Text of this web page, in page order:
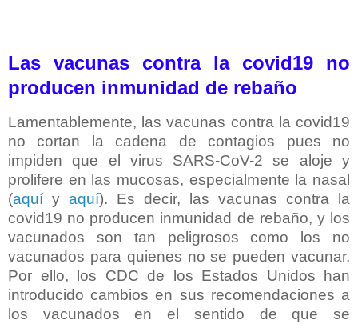
Las vacunas contra la covid19 no
producen inmunidad de rebaño
Lamentablemente, las vacunas contra la covid19
no cortan la cadena de contagios pues no
impiden que el virus SARS-CoV-2 se aloje y
prolifere en las mucosas, especialmente la nasal
(aquí y aquí). Es decir, las vacunas contra la
covid19 no producen inmunidad de rebaño, y los
vacunados son tan peligrosos como los no
vacunados para quienes no se pueden vacunar.
Por ello, los CDC de los Estados Unidos han
introducido cambios en sus recomendaciones a
los vacunados en el sentido de que se